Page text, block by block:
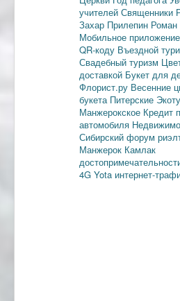
учителей Священники
Захар Прилепин Роман
Мобильное приложение
QR-коду Въездной
Свадебный туризм
доставкой Букет для
Флорист.ру Весенние
букета Питерские
Манжерокское Кредит
автомобиля
Сибирский форум
Манжерок Камлак
4G Yota интернет-